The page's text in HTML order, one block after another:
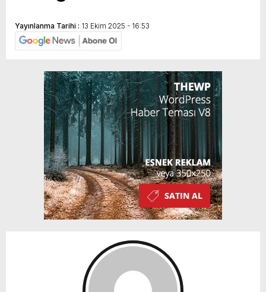
Yayınlanma Tarihi : 13 Ekim 2025 - 16:53